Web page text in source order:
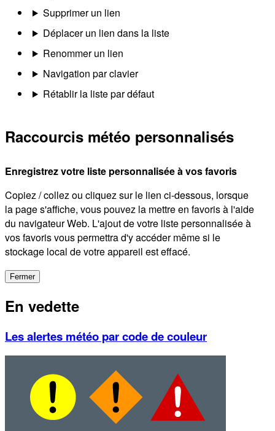
Supprimer un lien
Déplacer un lien dans la liste
Renommer un lien
Navigation par clavier
Rétablir la liste par défaut
Raccourcis météo personnalisés
Enregistrez votre liste personnalisée à vos favoris
Copiez / collez ou cliquez sur le lien ci-dessous, lorsque
la page s'affiche, vous pouvez la mettre en favoris à l'aide
du navigateur Web. L'ajout de votre liste personnalisée à
vos favoris vous permettra d'y accéder même si le
stockage local de votre appareil est effacé.
Fermer
En vedette
Les alertes météo par code de couleur